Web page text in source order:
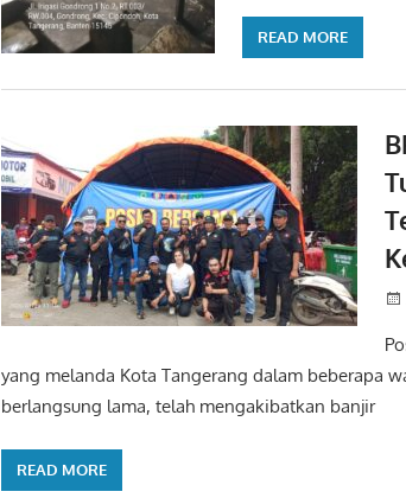
READ MORE
yang melanda Kota Tangerang dalam beberapa
berlangsung lama, telah mengakibatkan banjir
READ MORE